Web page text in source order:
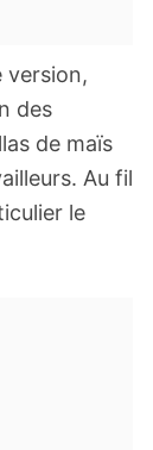
version,
des
de maïs
Au fil
le